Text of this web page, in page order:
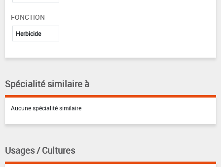
FONCTION
Herbicide
Spécialité similaire à
Aucune spécialité similaire
Usages / Cultures